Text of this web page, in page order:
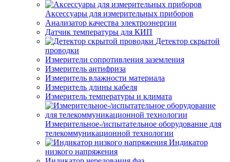
Аксессуары для измерительных приборов
Анализатор качества электроэнергии
Датчик температуры для КИП
Детектор скрытой
проводки
Измерители сопротивления заземления
Измеритель антифриза
Измеритель влажности материала
Измеритель длины кабеля
Измеритель температуры и климата
Измерительное-/испытательное оборудование для
телекоммуникационной технологии
Индикатор
низкого напряжения